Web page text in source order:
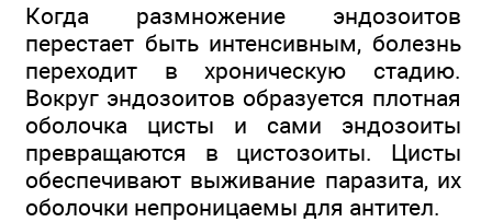
Когда размножение эндозоитов
перестает быть интенсивным, болезнь
переходит в хроническую стадию.
Вокруг эндозоитов образуется плотная
оболочка цисты и сами эндозоиты
превращаются в цистозоиты. Цисты
обеспечивают выживание паразита, их
оболочки непроницаемы для антител.